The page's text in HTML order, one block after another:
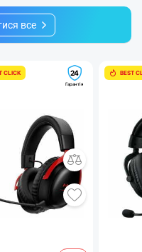
звуки
двошаровим
гарнітури
насолодитися
все
CLICK 24
Гарантія
BEST